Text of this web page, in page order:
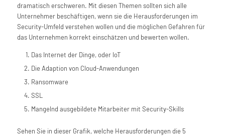
dramatisch erschweren. Mit diesen Themen sollten sich alle
Unternehmer beschäftigen, wenn sie die Herausforderungen im
Security-Umfeld verstehen wollen und die möglichen Gefahren für
das Unternehmen korrekt einschätzen und bewerten wollen.
Das Internet der Dinge, oder IoT
Die Adaption von Cloud-Anwendungen
Ransomware
SSL
Mangelnd ausgebildete Mitarbeiter mit Security-Skills
Sehen Sie in dieser Grafik, welche Herausforderungen die 5